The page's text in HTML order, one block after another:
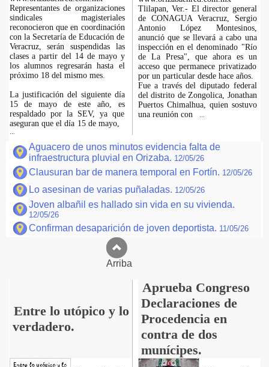
Representantes de organizaciones
sindicales magisteriales
reconocieron que en coordinación
con la Secretaría de Educación de
Veracruz, serán suspendidas las
clases a partir del 14 de mayo y
los alumnos regresarán hasta el
próximo 18 del mismo mes.
La justificación del siguiente día
15 de mayo de este año, es
respaldado por la SEV, ya que
aseguran que el día 15 de mayo,
Tlilapan, Ver.- El director general
de CONAGUA Veracruz, Sergio
Antonio López Montesinos,
anunció que se llevará a cabo una
inspección en el denominado "Río
de La Presa", que ahora es un
acceso que permanece privatizado
por un particular desde hace años.
Fue a través del diputado federal
del distrito de Zongolica, Jonathan
Puertos Chimalhua, quien sostuvo
una reunión con
Aguacero de unos minutos evidencia falta de
infraestructura pluvial en Orizaba. 12/05/26
Clausuran bar de manera temporal en Fortín. 12/05/26
Lo asesinan de varias puñaladas. 12/05/26
Joven albañil es hallado sin vida en su vivienda.
12/05/26
Confirman desaparición de joven deportista. 11/05/26
Arriba
Entre lo utópico y lo
verdadero.
Aprueba Congreso
Declaraciones de
Procedencia en
contra de dos
munícipes.